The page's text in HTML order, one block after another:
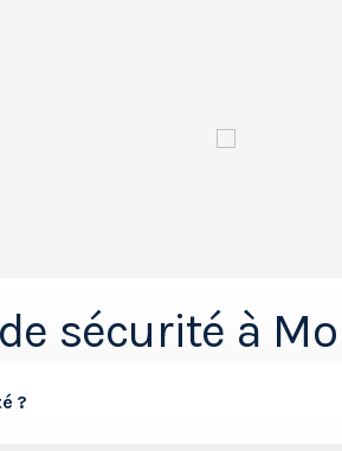
sécurité à
?